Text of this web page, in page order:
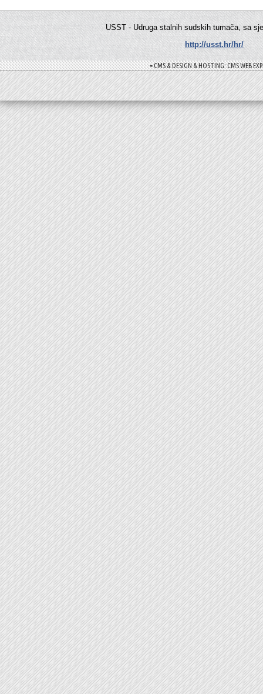
USST - Udruga stalnih sudskih tumača, sa
http://usst.hr/hr/
= CMS & DESIGN & HOSTING: CMS WEB